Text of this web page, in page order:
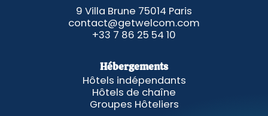
9 Villa Brune 75014 Paris
contact@getwelcom.com
+33 7 86 25 54 10
Hébergements
Hôtels indépendants
Hôtels de chaîne
Groupes Hôteliers